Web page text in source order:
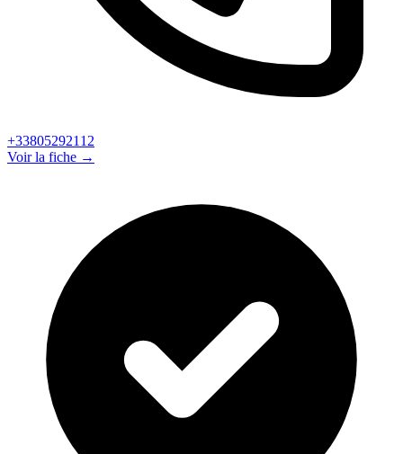
+33805292112
Voir la fiche →